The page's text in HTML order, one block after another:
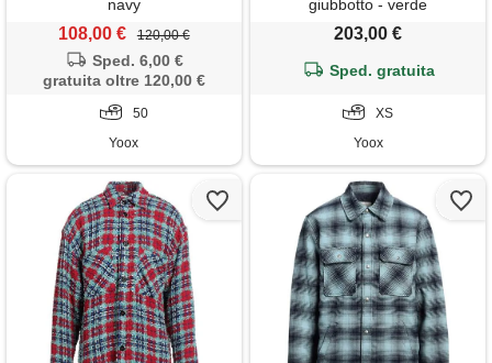
navy
108,00 € 120,00 €
Sped. 6,00 €
gratuita oltre 120,00 €
50
Yoox
giubbotto - verde
203,00 €
Sped. gratuita
XS
Yoox